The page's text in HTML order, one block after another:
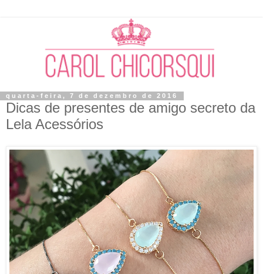
quarta-feira, 7 de dezembro de 2016
Dicas de presentes de amigo secreto da
Lela Acessórios